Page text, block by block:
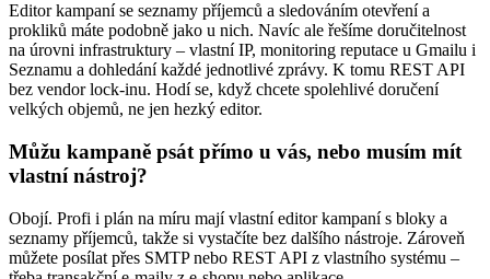
Editor kampaní se seznamy příjemců a sledováním otevření a
prokliků máte podobně jako u nich. Navíc ale řešíme doručitelnost
na úrovni infrastruktury – vlastní IP, monitoring reputace u Gmailu i
Seznamu a dohledání každé jednotlivé zprávy. K tomu REST API
bez vendor lock-inu. Hodí se, když chcete spolehlivé doručení
velkých objemů, ne jen hezký editor.
Můžu kampaně psát přímo u vás, nebo musím mít
vlastní nástroj?
Obojí. Profi i plán na míru mají vlastní editor kampaní s bloky a
seznamy příjemců, takže si vystačíte bez dalšího nástroje. Zároveň
můžete posílat přes SMTP nebo REST API z vlastního systému –